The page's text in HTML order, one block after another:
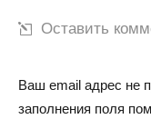
Оставить
Ваш email адрес не
заполнения поля